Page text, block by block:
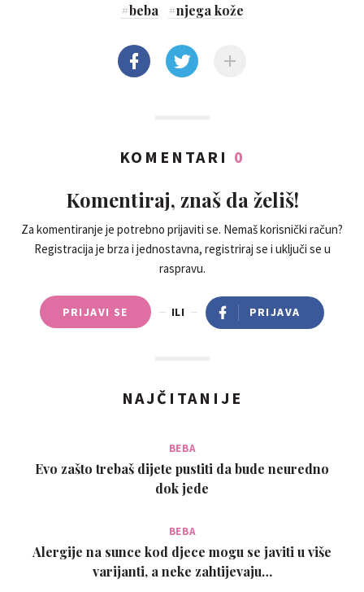
#beba #njega kože
KOMENTARI 0
Komentiraj, znaš da želiš!
Za komentiranje je potrebno prijaviti se. Nemaš korisnički račun?
Registracija je brza i jednostavna, registriraj se i uključi se u
raspravu.
PRIJAVI SE ILI PRIJAVA
NAJČITANIJE
BEBA
Evo zašto trebaš dijete pustiti da bude neuredno
dok jede
BEBA
Alergije na sunce kod djece mogu se javiti u više
varijanti, a neke zahtijevaju…